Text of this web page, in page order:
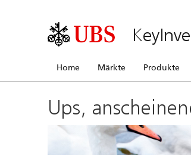
Home Märkte Produkte
Ups,